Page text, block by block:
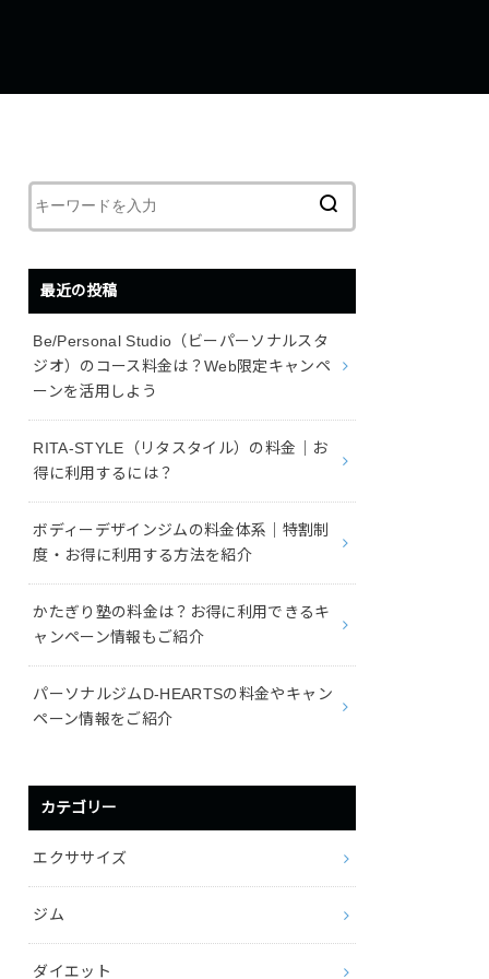
最近の投稿
Be/Personal Studio（ビーパーソナルスタ
ジオ）のコース料金は？Web限定キャンペ
ーンを活用しよう
RITA-STYLE（リタスタイル）の料金｜お
得に利用するには？
ボディーデザインジムの料金体系｜特割制
度・お得に利用する方法を紹介
かたぎり塾の料金は？お得に利用できるキ
ャンペーン情報もご紹介
パーソナルジムD-HEARTSの料金やキャン
ペーン情報をご紹介
カテゴリー
エクササイズ
ジム
ダイエット